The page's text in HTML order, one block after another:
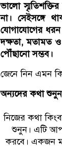
ভালো
না। সেইসঙ্গে
যোগাযোগের
দক্ষতা, মতামত ও
পৌঁছানো সম্ভব।
জেনে নিন এমন
অন্যদের কথা শুনুন
নিজের কথা
শুনুন। এটি
করবে। একজন